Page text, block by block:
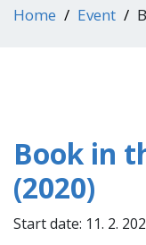
Home Event
Book in
(2020)
Start date: 11. 2.